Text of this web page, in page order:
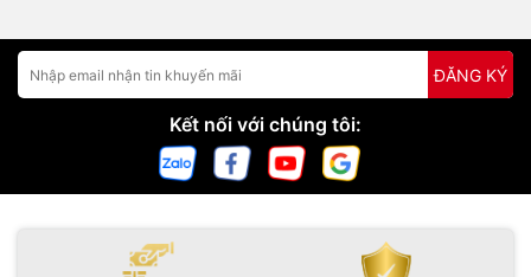
ĐĂNG KÝ
Kết nối với chúng tôi: